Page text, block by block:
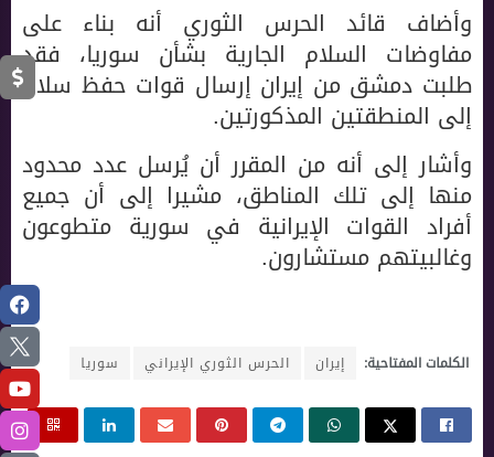
وأضاف قائد الحرس الثوري أنه بناء على
مفاوضات السلام الجارية بشأن سوريا، فقد
طلبت دمشق من إيران إرسال قوات حفظ سلام
إلى المنطقتين المذكورتين.
وأشار إلى أنه من المقرر أن يُرسل عدد محدود
منها إلى تلك المناطق، مشيرا إلى أن جميع
أفراد القوات الإيرانية في سورية متطوعون
وغالبيتهم مستشارون.
الكلمات المفتاحية: إيران الحرس الثوري الإيراني سوريا